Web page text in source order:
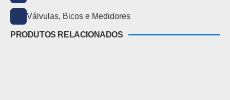
Válvulas, Bicos e Medidores
PRODUTOS RELACIONADOS